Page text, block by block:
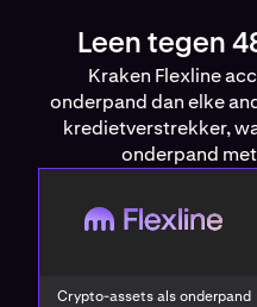
Leen tegen
Kraken Flexline
onderpand dan elke
kredietverstrekker,
onderpand
Flexline
Crypto-assets als onderpand